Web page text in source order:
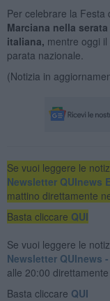
Per celebrare la Festa
Marciana nella
italiana, mentre oggi
parata nazionale.
(Notizia in
Se vuoi leggere le
Newsletter QUInews
mattino direttamente
Basta cliccare QUI
Se vuoi leggere le
Newsletter QUInews
alle 20:00
Basta cliccare QUI